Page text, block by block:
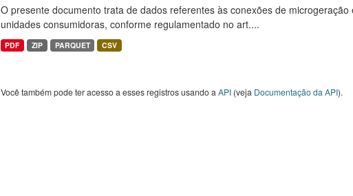
O presente documento trata de dados referentes às conexões de
unidades consumidoras, conforme regulamentado no art....
PDF ZIP PARQUET CSV
Você também pode ter acesso a esses registros usando a API(veja Documentação da API).